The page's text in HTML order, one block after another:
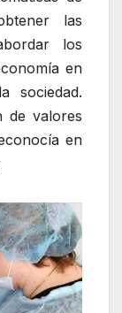
las
los
en
sociedad.
de valores
en